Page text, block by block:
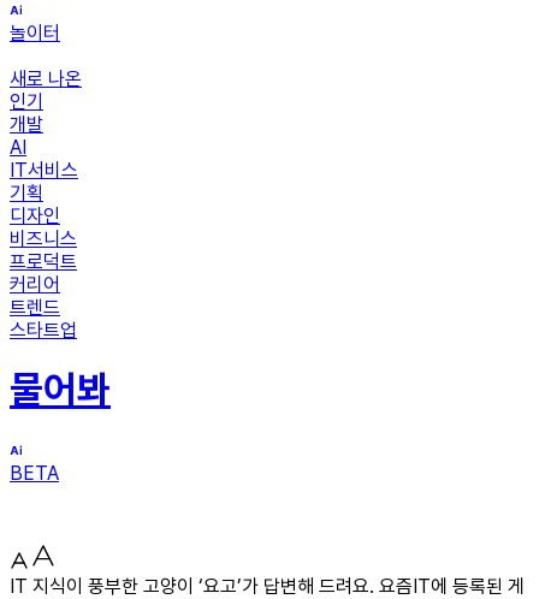
놀이터
새로 나온
인기
개발
AI
IT서비스
기획
디자인
비즈니스
프로덕트
커리어
트렌드
스타트업
물어봐
BETA
IT 지식이 풍부한 고양이 ‘요고’가 답변해 드려요. 요즘IT에 등록된 게